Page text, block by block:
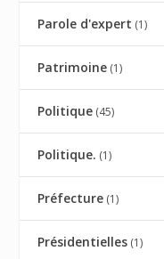
Parole d'expert (1)
Patrimoine (1)
Politique (45)
Politique. (1)
Préfecture (1)
Présidentielles (1)